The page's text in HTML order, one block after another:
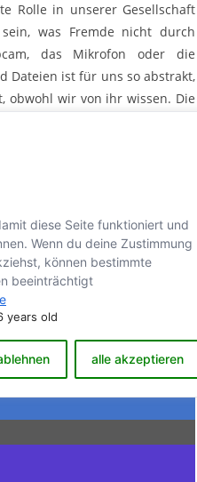
diese Seite funktioniert und
Wenn du deine Zustimmung
können bestimmte
beeinträchtigt
years old
alle akzeptieren
Rolle in unserer Gesellschaft
was Fremde nicht durch
das Mikrofon oder die
Dateien ist für uns so abstrakt,
obwohl wir von ihr wissen. Die
ist für uns jedoch im wahrsten
Doch ersteres ist sogar viel
Gegensatz zur analogen
staatlichen Organisationen
in unserem Handeln und
und Denken dann nichts
digitale-exemplare-von-